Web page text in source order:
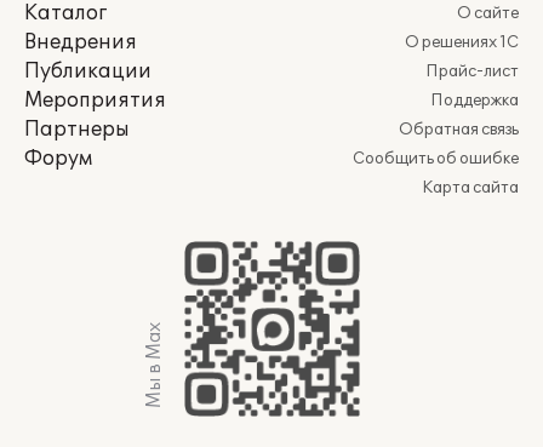
Каталог
Внедрения
Публикации
Мероприятия
Партнеры
Форум
О сайте
О решениях 1С
Прайс-лист
Поддержка
Обратная связь
Сообщить об ошибке
Карта сайта
Мы в Max